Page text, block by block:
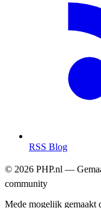
RSS Blog
© 2026 PHP.nl —
community
Mede mogelijk gemaakt